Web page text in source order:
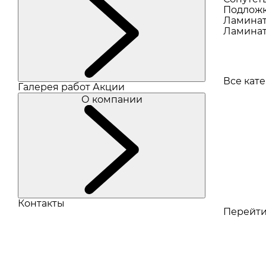
Галерея работ Акции
О компании
Контакты
Все